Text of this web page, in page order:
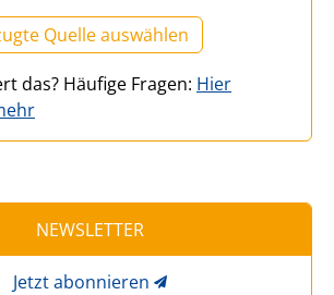
Quelle auswählen
das? Häufige Fragen: Hier
NEWSLETTER
Jetzt abonnieren